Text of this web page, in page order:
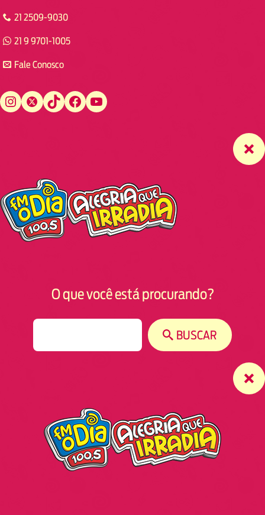
21 2509-9030
21 9 9701-1005
Fale Conosco
Instagram Twitter TikTok Facebook YouTube
O que você está procurando?
BUSCAR